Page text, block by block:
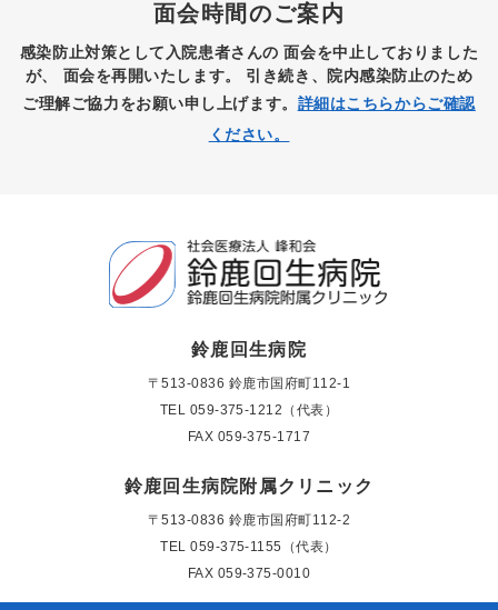
面会時間のご案内
感染防止対策として入院患者さんの面会を中止しておりました
が、 面会を再開いたします。 引き続き、院内感染防止のため
ご理解ご協力をお願い申し上げます。 詳細はこちらからご確認
ください。
鈴鹿回生病院
〒513-0836 鈴鹿市国府町112-1
TEL 059-375-1212（代表）
FAX 059-375-1717
鈴鹿回生病院附属クリニック
〒513-0836 鈴鹿市国府町112-2
TEL059-375-1155（代表）
FAX 059-375-0010